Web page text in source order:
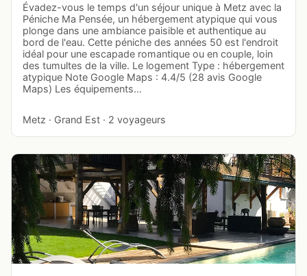
Évadez-vous le temps d'un séjour unique à Metz avec la
Péniche Ma Pensée, un hébergement atypique qui vous
plonge dans une ambiance paisible et authentique au
bord de l'eau. Cette péniche des années 50 est l'endroit
idéal pour une escapade romantique ou en couple, loin
des tumultes de la ville. Le logement Type : hébergement
atypique Note Google Maps : 4.4/5 (28 avis Google
Maps) Les équipements…
Metz · Grand Est · 2 voyageurs